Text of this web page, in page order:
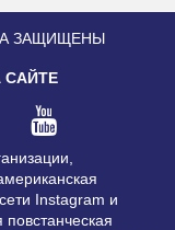
ЗАЩИЩЕНЫ
САЙТЕ
Instagram и